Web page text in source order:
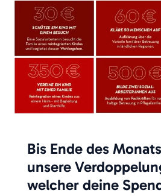
Bis Ende des
unsere
welcher deine